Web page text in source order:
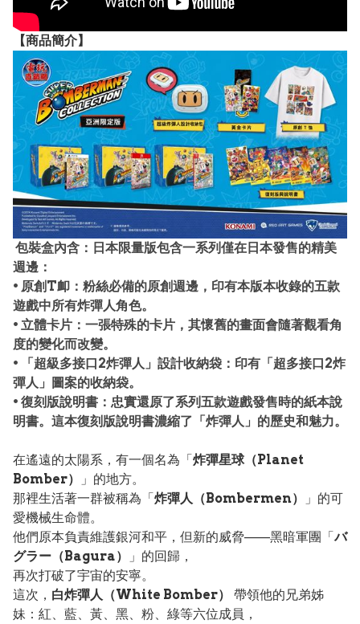
【商品簡介】
包裝盒內含：日本限量版包含一系列僅在日本發售的精美
週邊：
• 原創T卹：粉絲必備的原創週邊，印有本版本收錄的五款
遊戲中所有炸彈人角色。
• 立體卡片：一張特殊的卡片，其懷舊的畫面會隨著觀看角
度的變化而改變。
• 「超級多接口2炸彈人」設計收納袋：印有「超多接口2炸
彈人」圖案的收納袋。
• 復刻版說明書：忠實還原了系列五款遊戲發售時的紙本說
明書。這本復刻版說明書濃縮了「炸彈人」的歷史和魅力。
在遙遠的太陽系，有一個名為「炸彈星球（Planet
Bomber）
」的地方。
那裡生活著一群被稱為「炸彈人（Bombermen）
」的可
愛機械生命體。
他們原本負責維護銀河和平，但新的威脅——黑暗軍團「バ
グラー（Bagura）
」的回歸，
再次打破了宇宙的安寧。
這次， 白炸彈人（White Bomber）
帶領他的兄弟姊
妹：紅、藍、黃、黑、粉、綠等六位成員，